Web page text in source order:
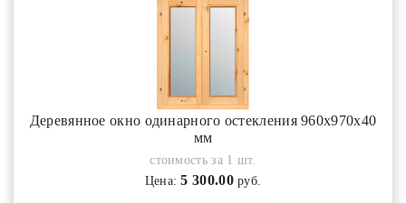
Деревянное окно одинарного остекления 960х970х40
мм
стоимость за 1 шт.
Цена:5 300.00руб.